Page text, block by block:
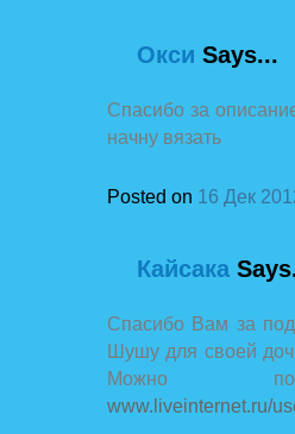
Окси Says...
Спасибо за
начну вязать
Posted on 16 Дек
Кайсака
Спасибо Вам за
Шушу для своей
Можно
www.liveinternet.ru/